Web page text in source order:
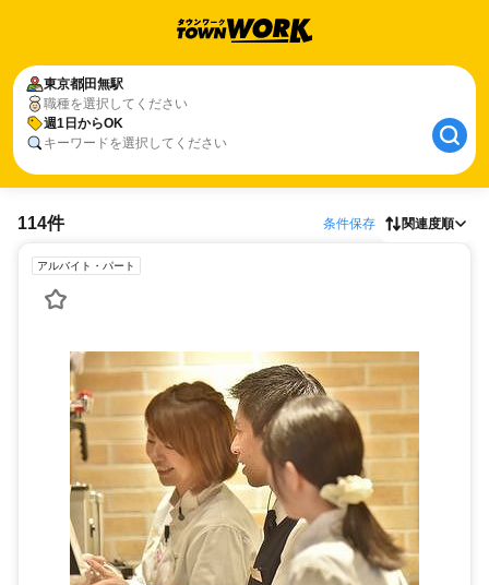
東京都 田無駅
職種を選択してください
週1日からOK
キーワードを選択してください
114件 条件保存 関連度順
アルバイト・パート